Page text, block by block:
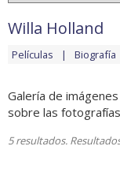
Willa Holland
Películas Biografía
Galería de
sobre las
5 resultados.